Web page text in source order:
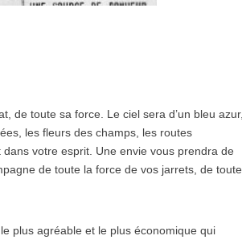
de toute sa force. Le ciel sera d’un bleu azur,
les fleurs des champs, les routes
votre esprit. Une envie vous prendra de
de toute la force de vos jarrets, de toute
plus agréable et le plus économique qui